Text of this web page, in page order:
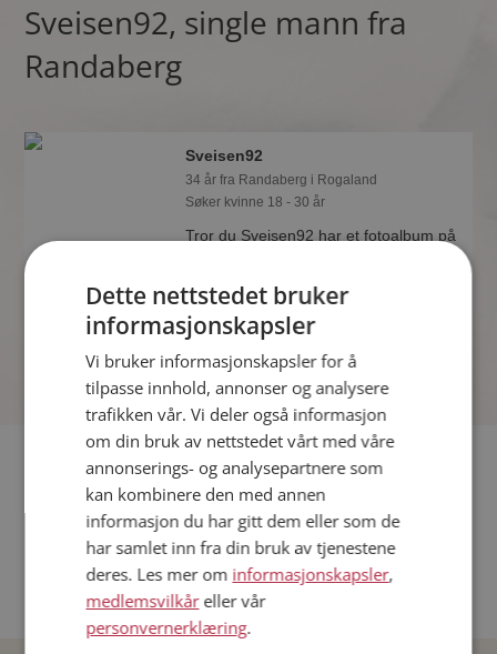
Sveisen92, single mann fra
Randaberg
Sveisen92
34 år fra Randaberg i Rogaland
Søker kvinne 18 - 30 år
Tror du Sveisen92 har et fotoalbum på
spennende bilder på sidene.
Fler single
Flere singlemenn fra Randaberg :Sioux,Kalle 54 ,Vims80
Kvinner fra Randaberg
Date kvinner i Norge
Date menn i Norge
Dette nettstedet bruker
informasjonskapsler
Vi bruker informasjonskapsler for å
tilpasse innhold, annonser og analysere
trafikken vår. Vi deler også informasjon
om din bruk av nettstedet vårt med våre
annonserings- og analysepartnere som
kan kombinere den med annen
informasjon du har gitt dem eller som de
har samlet inn fra din bruk av tjenestene
deres. Les mer om informasjonskapsler,
medlemsvilkåreller vår
personvernerklæring.